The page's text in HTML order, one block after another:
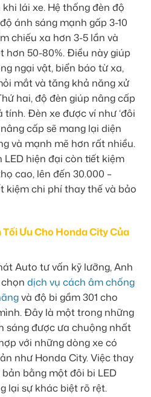
lái xe. Hệ thống đèn độ
ánh sáng mạnh gấp 3-10
chiếu xa hơn 3-5 lần và
hơn 50-80%. Điều này giúp
ngại vật, biển báo từ xa,
mắt và tăng khả năng xử
hai, độ đèn giúp nâng cấp
Đèn xe được ví như ‘đôi
cấp sẽ mang lại diện
và mạnh mẽ hơn rất nhiều.
LED hiện đại còn tiết kiệm
cao, lên đến 30.000 –
kiệm chi phí thay thế và bảo
Tối Ưu Cho Honda City Của
Auto tư vấn kỹ lưỡng, Anh
dịch vụ cách âm chống
và độ bi gầm 301 cho
Đây là một trong những
sáng được ưa chuộng nhất
với những dòng xe có
như Honda City. Việc thay
bằng một đôi bi LED
lại sự khác biệt rõ rệt.